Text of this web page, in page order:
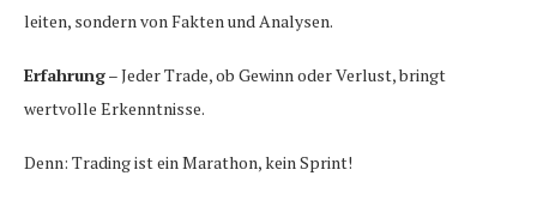
leiten, sondern von Fakten und Analysen.
Erfahrung– Jeder Trade, ob Gewinn oder Verlust, bringt
wertvolle Erkenntnisse.
Denn: Trading ist ein Marathon, kein Sprint!